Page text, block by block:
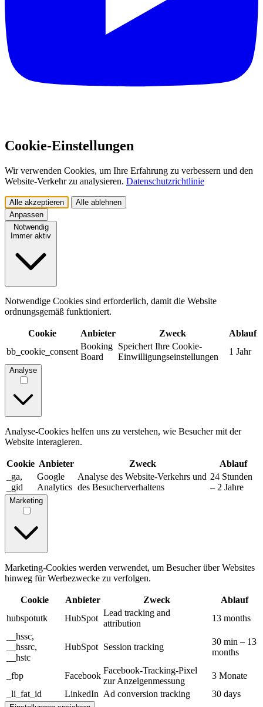
Cookie-Einstellungen
Wir verwenden Cookies, um Ihre Erfahrung zu verbessern und den
Website-Verkehr zu analysieren. Datenschutzrichtlinie
Alle akzeptieren
Alle ablehnen
Anpassen
Notwendig
Immer aktiv
Notwendige Cookies sind erforderlich, damit die Website
ordnungsgemäß funktioniert.
Cookie Anbieter Zweck
Ablauf
bb_cookie_consent
Booking
Board
Speichert Ihre Cookie-
Einwilligungseinstellungen
1 Jahr
Analyse
Analyse-Cookies helfen uns zu verstehen, wie Besucher mit der
Website interagieren.
Cookie Anbieter Zweck
Ablauf
_ga,
_gid
Google
Analytics
Analyse des Website-Verkehrs und
des Besucherverhaltens
24 Stunden
– 2 Jahre
Marketing
Marketing-Cookies werden verwendet, um Besucher über Websites
hinweg für Werbezwecke zu verfolgen.
Cookie Anbieter Zweck
Ablauf
hubspotutk
HubSpot
Lead tracking and
attribution
13 months
__hssc,
__hssrc,
__hstc
HubSpot Session tracking
30 min – 13
months
_fbp Facebook
Facebook-Tracking-Pixel
zur Anzeigenmessung
3 Monate
_li_fat_id
LinkedIn Ad conversion tracking 30 days